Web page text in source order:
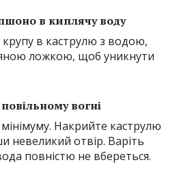
в киплячу воду
в каструлю з водою,
ложкою, щоб уникнути
вогні
Накрийте каструлю
отвір. Варіть
повністю не вбереться.